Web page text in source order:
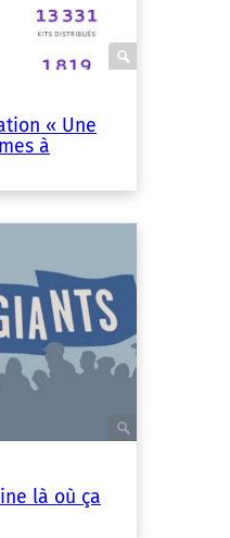
« Une
à
là où ça